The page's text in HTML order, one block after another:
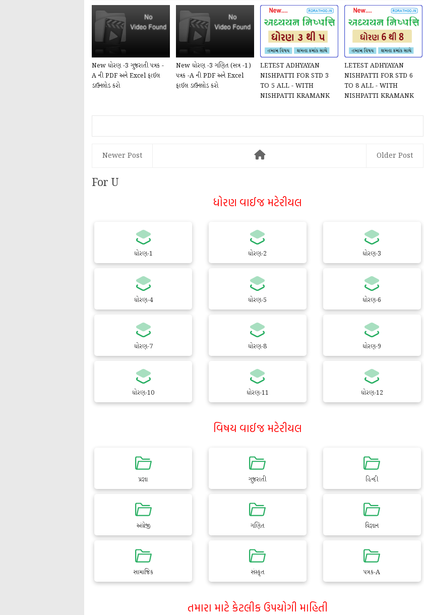
New ધોરણ -3 ગુજરાતી પત્રક -
A ની PDF અને Excel ફાઈલ
ડાઉનલોડ કરો
New ધોરણ -3 ગણિત (સત્ર -1)
પત્રક -A ની PDF અને Excel
ફાઈલ ડાઉનલોડ કરો
LETEST ADHYAYAN
NISHPATTI FOR STD 3
TO 5 ALL - WITH
NISHPATTI KRAMANK
LETEST ADHYAYAN
NISHPATTI FOR STD 6
TO 8 ALL - WITH
NISHPATTI KRAMANK
Newer Post Older Post
For U
ધોરણ વાઈજ મટેરીયલ
ધોરણ-1 ધોરણ-2 ધોરણ-3
ધોરણ-4 ધોરણ-5 ધોરણ-6
ધોરણ-7 ધોરણ-8 ધોરણ-9
ધોરણ-10 ધોરણ-11 ધોરણ-12
વિષય વાઈજ મટેરીયલ
પ્રજ્ઞા ગુજરાતી હિન્દી
અંગ્રેજી ગણિત વિજ્ઞાન
સામાજિક સંસ્કૃત પત્રક-A
તમારા માટે કેટલીક ઉપયોગી માહિતી